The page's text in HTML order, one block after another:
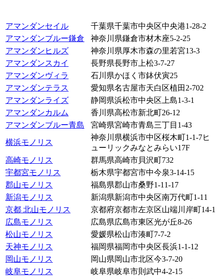
アマンダンセイル
千葉県千葉市中央区中央港1-28-2
アマンダンブルー鎌倉
神奈川県鎌倉市材木座5-2-25
アマンダンヒルズ
神奈川県厚木市森の里若宮13-3
アマンダンスカイ
長野県長野市上松3-7-27
アマンダンヴィラ
石川県かほく市鉢伏寅25
アマンダンテラス
愛知県名古屋市天白区植田2-702
アマンダンライズ
静岡県浜松市中央区上島1-3-1
アマンダンカルム
香川県高松市新北町26-12
アマンダンブルー青島
宮崎県宮崎市青島三丁目1-43
横浜モノリス
神奈川県横浜市中区桜木町1-1-7ヒ
ューリックみなとみらい17F
高崎モノリス
群馬県高崎市貝沢町732
宇都宮モノリス
栃木県宇都宮市中今泉3-14-15
郡山モノリス
福島県郡山市桑野1-11-17
新潟モノリス
新潟県新潟市中央区南万代町1-11
京都 北山モノリス
京都府京都市左京区山端川岸町14-1
広島モノリス
広島県広島市東区光が丘8-26
松山モノリス
愛媛県松山市湊町7-7-2
天神モノリス
福岡県福岡市中央区長浜1-1-12
岡山モノリス
岡山県岡山市北区今3-7-20
岐阜モノリス
岐阜県岐阜市則武中4-2-15